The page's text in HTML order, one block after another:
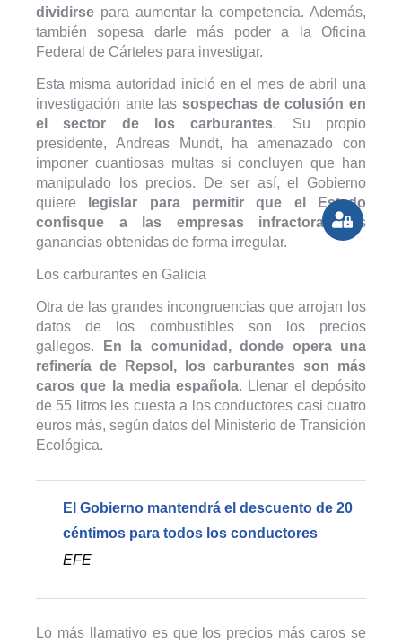
dividirse para aumentar la competencia. Además,
también sopesa darle más poder a la Oficina
Federal de Cárteles para investigar.
Esta misma autoridad inició en el mes de abril una
investigación ante las sospechas de colusión en
el sector de los carburantes. Su propio
presidente, Andreas Mundt, ha amenazado con
imponer cuantiosas multas si concluyen que han
manipulado los precios. De ser así, el Gobierno
quiere legislar para permitir que el Estado
confisque a las empresas infractoraslas
ganancias obtenidas de forma irregular.
Los carburantes en Galicia
Otra de las grandes incongruencias que arrojan los
datos de los combustibles son los precios
gallegos. En la comunidad, donde opera una
refinería de Repsol, los carburantes son más
caros que la media española. Llenar el depósito
de 55 litros les cuesta a los conductores casi cuatro
euros más, según datos del Ministerio de Transición
Ecológica.
El Gobierno mantendrá el descuento de 20
céntimos para todos los conductores
EFE
Lo más llamativo es que los precios más caros se